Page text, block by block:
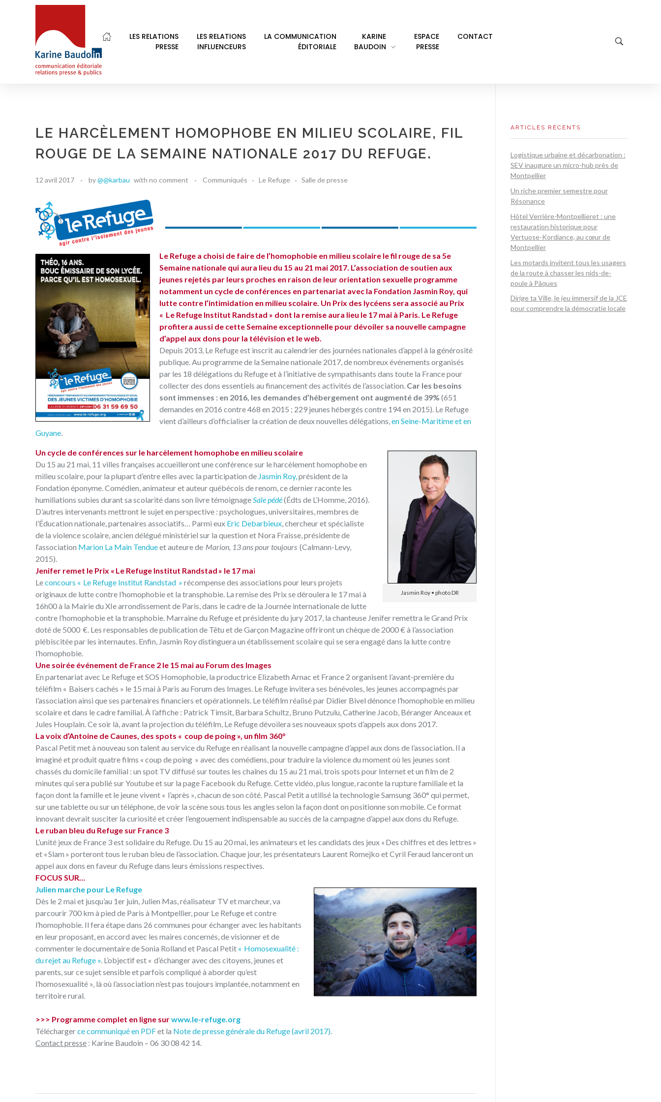
LES RELATIONS
PRESSE
LES RELATIONS
INFLUENCEURS
LA COMMUNICATION
ÉDITORIALE
KARINE
BAUDOIN
ESPACE
PRESSE
CONTACT
LE HARCÈLEMENT HOMOPHOBE EN MILIEU SCOLAIRE, FIL
ROUGE DE LA SEMAINE NATIONALE 2017 DU REFUGE.
12 avril 2017 by@@karbau with no comment Communiqués Le Refuge Salle de presse
Le Refuge a choisi de faire de l’homophobie en milieu scolaire le fil rouge de sa 5e
Semaine nationale qui aura lieu du 15 au 21 mai 2017. L’association de soutien aux
jeunes rejetés par leurs proches en raison de leur orientation sexuelle programme
notamment un cycle de conférences en partenariat avec la Fondation Jasmin Roy, qui
lutte contre l’intimidation en milieu scolaire. Un Prix des lycéens sera associé au Prix
« Le Refuge Institut Randstad » dont la remise aura lieu le 17 mai à Paris. Le Refuge
profitera aussi de cette Semaine exceptionnelle pour dévoiler sa nouvelle campagne
d’appel aux dons pour la télévision et le web.
Depuis 2013, Le Refuge est inscrit au calendrier des journées nationales d’appel à la générosité
publique. Au programme de la Semaine nationale 2017, de nombreux événements organisés
par les 18 délégations du Refuge et à l’initiative de sympathisants dans toute la France pour
collecter des dons essentiels au financement des activités de l’association. Car les besoins
sont immenses : en 2016, les demandes d’hébergement ont augmenté de 39% (651
demandes en 2016 contre 468 en 2015 ; 229 jeunes hébergés contre 194 en 2015). Le Refuge
vient d’ailleurs d’officialiser la création de deux nouvelles délégations,en Seine-Maritime et en
Guyane
Jasmin Roy • photo DR
Un cycle de conférences sur le harcèlement homophobe en milieu scolaire
Du 15 au 21 mai, 11 villes françaises accueilleront une conférence sur le harcèlement homophobe en
milieu scolaire, pour la plupart d’entre elles avec la participation de Jasmin Roy, président de la
Fondation éponyme. Comédien, animateur et auteur québécois de renom, ce dernier raconte les
humiliations subies durant sa scolarité dans son livre témoignage Sale pédé(Édts de L’Homme, 2016).
D’autres intervenants mettront le sujet en perspective : psychologues, universitaires, membres de
l’Éducation nationale, partenaires associatifs… Parmi eux Eric Debarbieux , chercheur et spécialiste
de la violence scolaire, ancien délégué ministériel sur la question et Nora Fraisse, présidente de
l‘association Marion La Main Tendueet auteure de Marion, 13 ans pour toujours (Calmann-Levy,
2015).
Jenifer remet le Prix « Le Refuge Institut Randstad » le 17 mai
Leconcours « Le Refuge Institut Randstad » récompense des associations pour leurs projets
originaux de lutte contre l’homophobie et la transphobie. La remise des Prix se déroulera le 17 mai à
16h00 à la Mairie du XIe arrondissement de Paris, dans le cadre de la Journée internationale de lutte
contre l’homophobie et la transphobie. Marraine du Refuge et présidente du jury 2017, la chanteuse Jenifer remettra le Grand Prix
doté de 5000 €. Les responsables de publication de Têtu et de Garçon Magazine offriront un chèque de 2000 € à l’association
plébiscitée par les internautes. Enfin, Jasmin Roy distinguera un établissement scolaire qui se sera engagé dans la lutte contre
l’homophobie.
Une soirée événement de France 2 le 15 mai au Forum des Images
En partenariat avec Le Refuge et SOS Homophobie, la productrice Elizabeth Arnac et France 2 organisent l’avant-première du
téléfilm « Baisers cachés » le 15 mai à Paris au Forum des Images. Le Refuge invitera ses bénévoles, les jeunes accompagnés par
l’association ainsi que ses partenaires financiers et opérationnels. Le téléfilm réalisé par Didier Bivel dénonce l’homophobie en milieu
scolaire et dans le cadre familial. À l’affiche : Patrick Timsit, Barbara Schultz, Bruno Putzulu, Catherine Jacob, Béranger Anceaux et
Jules Houplain. Ce soir là, avant la projection du téléfilm, Le Refuge dévoilera ses nouveaux spots d’appels aux dons 2017.
La voix d’Antoine de Caunes, des spots « coup de poing », un film 360°
Pascal Petit met à nouveau son talent au service du Refuge en réalisant la nouvelle campagne d’appel aux dons de l’association. Il a
imaginé et produit quatre films « coup de poing » avec des comédiens, pour traduire la violence du moment où les jeunes sont
chassés du domicile familial : un spot TV diffusé sur toutes les chaînes du 15 au 21 mai, trois spots pour Internet et un film de 2
minutes qui sera publié sur Youtube et sur la page Facebook du Refuge. Cette vidéo, plus longue, raconte la rupture familiale et la
façon dont la famille et le jeune vivent « l’après », chacun de son côté. Pascal Petit a utilisé la technologie Samsung 360° qui permet,
sur une tablette ou sur un téléphone, de voir la scène sous tous les angles selon la façon dont on positionne son mobile. Ce format
innovant devrait susciter la curiosité et créer l’engouement indispensable au succès de la campagne d’appel aux dons du Refuge.
Le ruban bleu du Refuge sur France 3
L’unité jeux de France 3 est solidaire du Refuge. Du 15 au 20 mai, les animateurs et les candidats des jeux « Des chiffres et des lettres »
et « Slam » porteront tous le ruban bleu de l’association. Chaque jour, les présentateurs Laurent Romejko et Cyril Feraud lanceront un
appel aux dons en faveur du Refuge dans leurs émissions respectives.
FOCUS SUR…
Julien marche pour Le Refuge
Dès le 2 mai et jusqu’au 1er juin, Julien Mas, réalisateur TV et marcheur, va
parcourir 700 km à pied de Paris à Montpellier, pour Le Refuge et contre
l’homophobie. Il fera étape dans 26 communes pour échanger avec les habitants
en leur proposant, en accord avec les maires concernés, de visionner et de
commenter le documentaire de Sonia Rolland et Pascal Petit « Homosexualité :
du rejet au Refuge » . L’objectif est « d’échanger avec des citoyens, jeunes et
parents, sur ce sujet sensible et parfois compliqué à aborder qu’est
l’homosexualité », là où l’association n’est pas toujours implantée, notamment en
territoire rural.
>>> Programme complet en ligne surwww.le-refuge.org
Téléchargerce communiqué en PDFet la Note de presse générale du Refuge (avril 2017)
Contact presse : Karine Baudoin – 06 30 08 42 14.
ARTICLES RÉCENTS
Logistique urbaine et décarbonation :
SEV inaugure un micro-hub près de
Montpellier
Un riche premier semestre pour
Résonance
Hôtel Verrière-Montpellieret : une
restauration historique pour
Vertuose-Kordiance, au cœur de
Montpellier
Les motards invitent tous les usagers
de la route à chasser les nids-de-
poule à Pâques
Dirige ta Ville, le jeu immersif de la JCE
pour comprendre la démocratie locale